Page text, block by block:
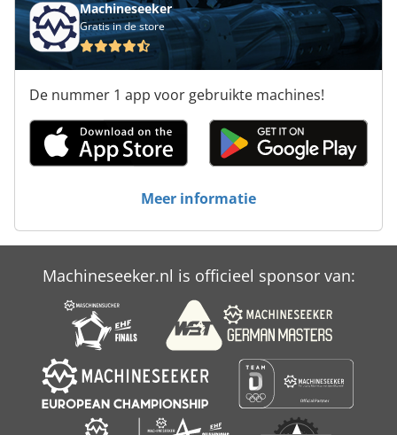
Machineseeker
Gratis in de store
De nummer 1 app voor gebruikte machines!
Meer informatie
Machineseeker.nl is officieel sponsor van: